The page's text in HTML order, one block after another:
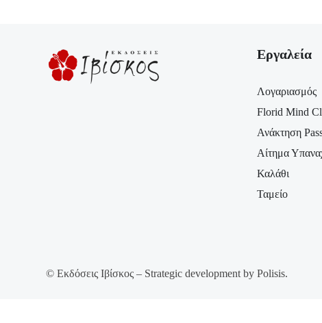
Εργαλεία
Λογαριασμός
Florid Mind
Ανάκτηση
Αίτημα
Καλάθι
Ταμείο
© Εκδόσεις Ιβίσκος – Strategic development by Polisis.